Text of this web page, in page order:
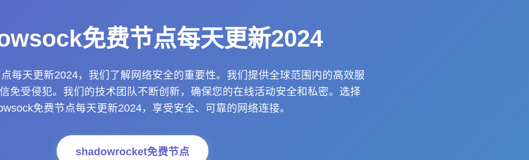
免费节点每天更新2024
每天更新2024，我们了解网络安全的重要性。我们提供全球范围内的高效服
免受侵犯。我们的技术团队不断创新，确保您的在线活动安全和私密。选择
免费节点每天更新2024，享受安全、可靠的网络连接。
shadowrocket免费节点